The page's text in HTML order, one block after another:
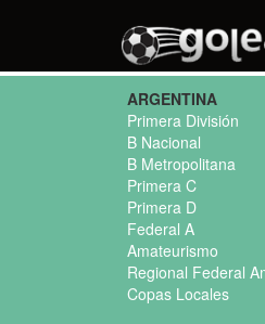
ARGENTINA
Primera División
B Nacional
B Metropolitana
Primera C
Primera D
Federal A
Amateurismo
Regional Federal
Copas Locales